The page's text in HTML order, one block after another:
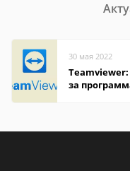
30 мая 2022
Teamviewer:
за